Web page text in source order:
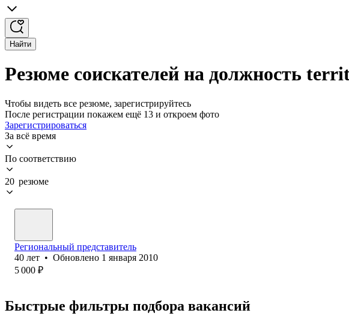
Найти
Резюме соискателей на должность
Чтобы видеть все резюме, зарегистрируйтесь
После регистрации покажем ещё 13 и откроем фото
Зарегистрироваться
За всё время
По соответствию
20 резюме
Региональный представитель
40 лет • Обновлено 1 января 2010
5 000 ₽
Быстрые фильтры подбора вакансий